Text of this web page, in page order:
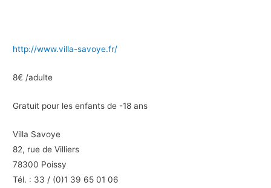
http://www.villa-savoye.fr/
8€ /adulte
Gratuit pour les enfants de -18 ans
Villa Savoye
82, rue de Villiers
78300 Poissy
Tél. : 33 / (0)1 39 65 01 06